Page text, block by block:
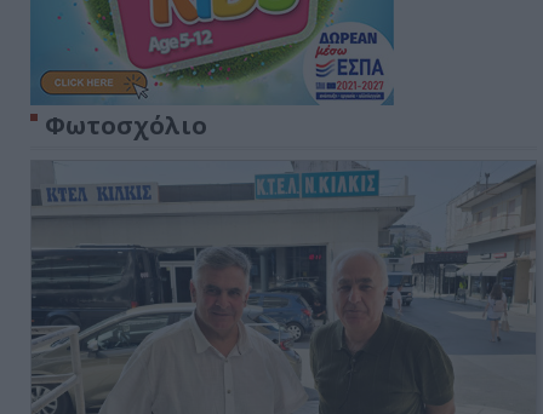
Φωτοσχόλιο